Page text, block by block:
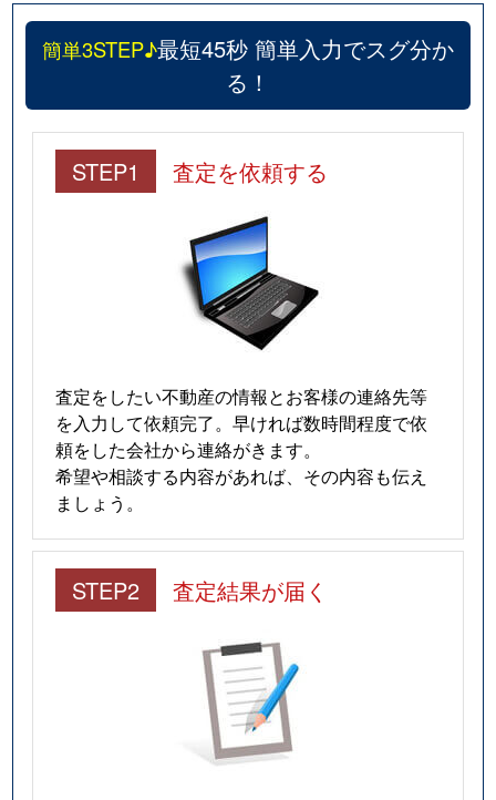
簡単3STEP♪最短45秒 簡単入力でスグ分か
る！
STEP1 査定を依頼する
査定をしたい不動産の情報とお客様の連絡先等
を入力して依頼完了。早ければ数時間程度で依
頼をした会社から連絡がきます。
希望や相談する内容があれば、その内容も伝え
ましょう。
STEP2 査定結果が届く